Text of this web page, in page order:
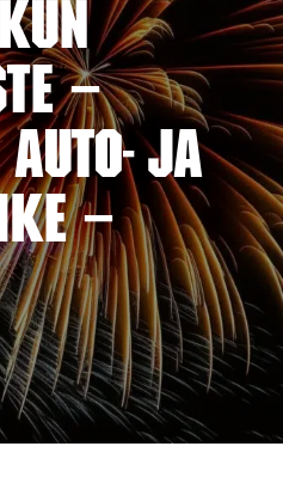
–
JA
–